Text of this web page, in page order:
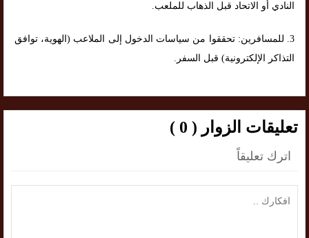
النادي أو الاتحاد قبل الذهاب للملعب.
3. للمسافرين: تحققوا من سياسات الدخول إلى الملاعب (الهوية، توافق
التذاكر الإلكترونية) قبل السفر.
تعليقات الزوار ( 0 )
اترك تعليقاً